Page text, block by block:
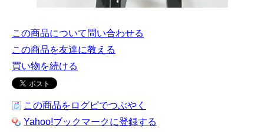
この商品について問い合わせる
この商品を友達に教える
買い物を続ける
この商品をログピでつぶやく
Yahoo!ブックマークに登録する